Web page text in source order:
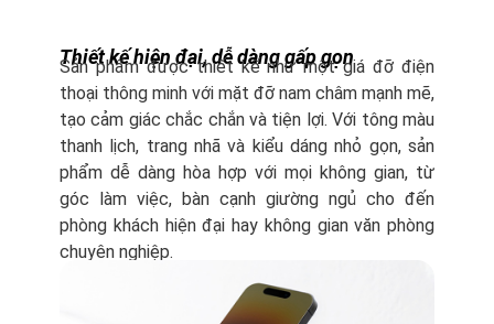
Thiết kế hiện đại, dễ dàng gấp gọn
Sản phẩm được thiết kế như một giá đỡ điện
thoại thông minh với mặt đỡ nam châm mạnh mẽ,
tạo cảm giác chắc chắn và tiện lợi. Với tông màu
thanh lịch, trang nhã và kiểu dáng nhỏ gọn, sản
phẩm dễ dàng hòa hợp với mọi không gian, từ
góc làm việc, bàn cạnh giường ngủ cho đến
phòng khách hiện đại hay không gian văn phòng
chuyên nghiệp.